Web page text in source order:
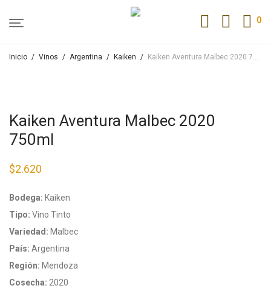
0
Inicio / Vinos / Argentina / Kaiken / Kaiken Aventura Malbec 2020 750ml
Kaiken Aventura Malbec 2020
750ml
$2.620
Bodega: Kaiken
Tipo: Vino Tinto
Variedad: Malbec
País: Argentina
Región: Mendoza
Cosecha: 2020